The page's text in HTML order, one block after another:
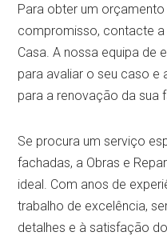
Para obter um
compromisso, contacte
Casa. A nossa equipa de
para avaliar o seu caso e
para a renovação da sua
Se procura um serviço
fachadas, a Obras e
ideal. Com anos de
trabalho de excelência,
detalhes e à satisfação